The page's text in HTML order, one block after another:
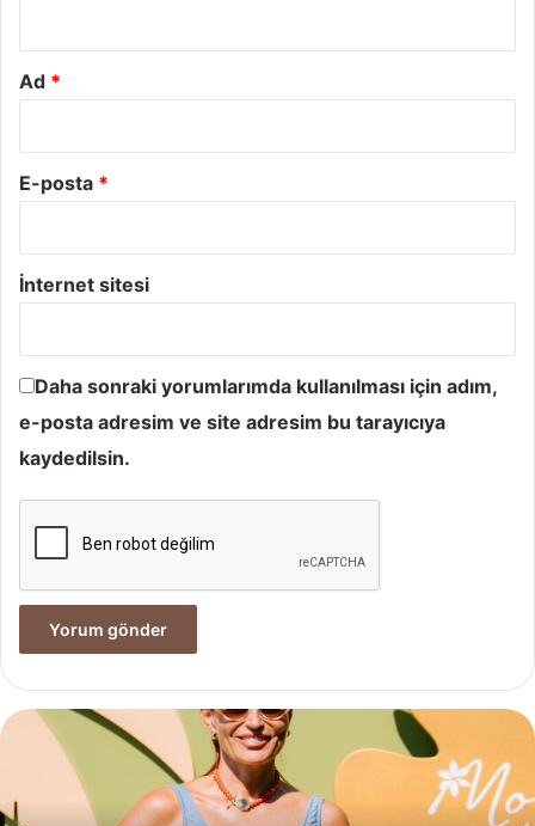
Ad *
E-posta *
İnternet sitesi
Daha sonraki yorumlarımda kullanılması için adım,
e-posta adresim ve site adresim bu tarayıcıya
kaydedilsin.
Yves
Rocher,
Bodrum’da
Yer